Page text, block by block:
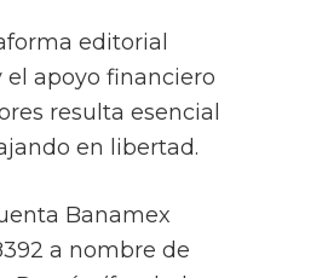
editorial
apoyo financiero
resulta esencial
en libertad.
Banamex
a nombre de